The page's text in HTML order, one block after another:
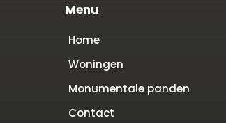
Menu
Home
Woningen
Monumentale panden
Contact